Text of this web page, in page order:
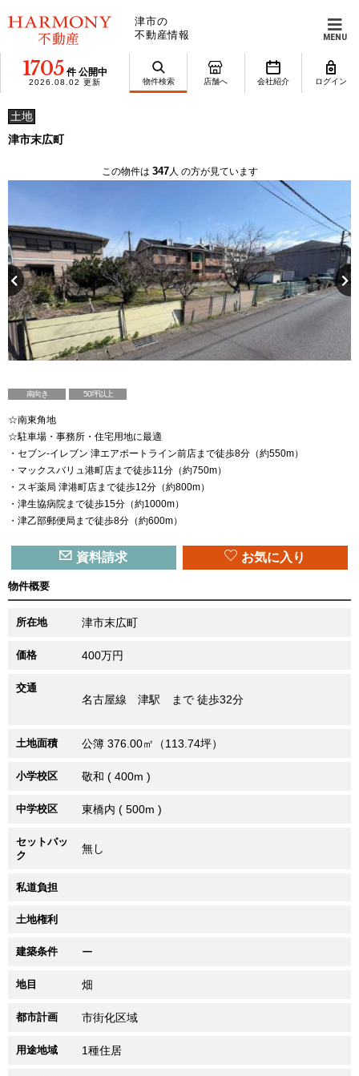
津市の
不動産情報
MENU
1705 件 公開中
2026.08.02 更新 物件検索 店舗へ 会社紹介 ログイン
土地
津市末広町
この物件は 347人 の方が見ています
南向き 50坪以上
☆南東角地
☆駐車場・事務所・住宅用地に最適
・セブン-イレブン 津エアポートライン前店まで徒歩8分（約550m）
・マックスバリュ港町店まで徒歩11分（約750m）
・スギ薬局 津港町店まで徒歩12分（約800m）
・津生協病院まで徒歩15分（約1000m）
・津乙部郵便局まで徒歩8分（約600m）
資料請求 お気に入り
物件概要
所在地 津市末広町
価格 400万円
交通
名古屋線 津駅 まで 徒歩32分
土地面積 公簿 376.00㎡（113.74坪）
小学校区 敬和 ( 400m )
中学校区 東橋内 ( 500m )
セットバッ
ク
無し
私道負担
土地権利
建築条件 ー
地目 畑
都市計画 市街化区域
用途地域 1種住居